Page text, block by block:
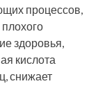
процессов,
здоровья,
кислота
снижает